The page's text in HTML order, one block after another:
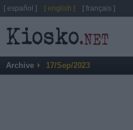
Archive 17/Sep/2023
[ español ] [ english ] [ français ]